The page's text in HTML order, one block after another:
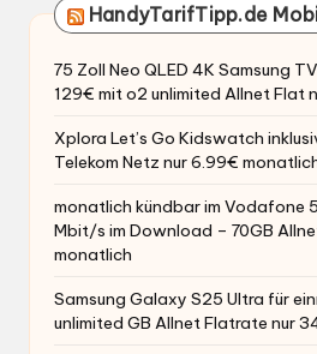
HandyTarifTipp.de
75 Zoll Neo QLED 4K Samsung
129€ mit o2 unlimited Allnet Flat
Xplora Let’s Go Kidswatch
Telekom Netz nur 6.99€
monatlich kündbar im Vodafone
Mbit/s im Download – 70GB
monatlich
Samsung Galaxy S25 Ultra für
unlimited GB Allnet Flatrate nur